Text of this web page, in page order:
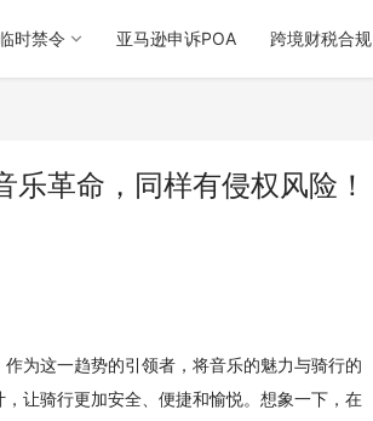
时禁令 亚马逊申诉POA 跨境财税合规
革命，同样有侵权风险！
作为这一趋势的引领者，将音乐的魅力与骑行的
让骑行更加安全、便捷和愉悦。想象一下，在